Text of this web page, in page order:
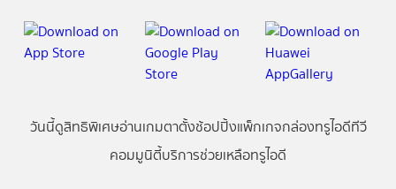
วันนี้ดูสิทธิพิเศษอ่านเกมตาตั้งช้อปปิ้งแพ็กเกจกล่องทรูไอดีทีวี
คอมมูนิตี้บริการช่วยเหลือทรูไอดี